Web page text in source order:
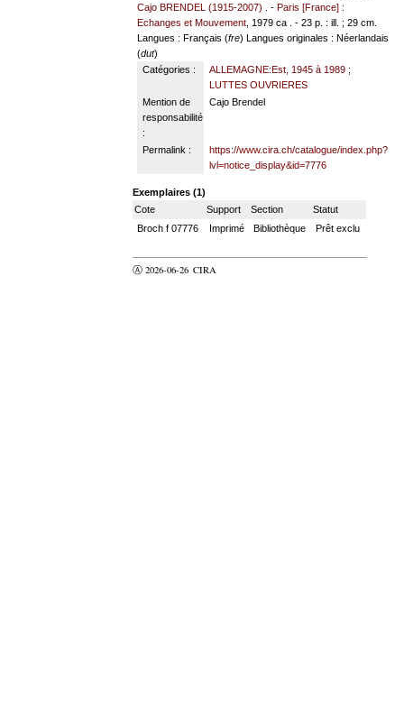
Cajo BRENDEL (1915-2007)
. -Paris [France] :
Echanges et Mouvement , 1979 ca . - 23 p. : ill. ; 29 cm.
Langues : Français (fre)Langues originales : Néerlandais
(dut)
Catégories :
ALLEMAGNE:Est, 1945 à 1989;
LUTTES OUVRIERES
Mention de
responsabilité
:
Cajo Brendel
Permalink :
https://www.cira.ch/catalogue/index.php?
lvl=notice_display&id=7776
Exemplaires (1)
Cote
Support Section
Statut
Broch f 07776
Imprimé Bibliothèque Prêt exclu
Ⓐ 2026-06-26 CIRA